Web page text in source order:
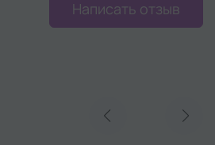
Написать отзыв